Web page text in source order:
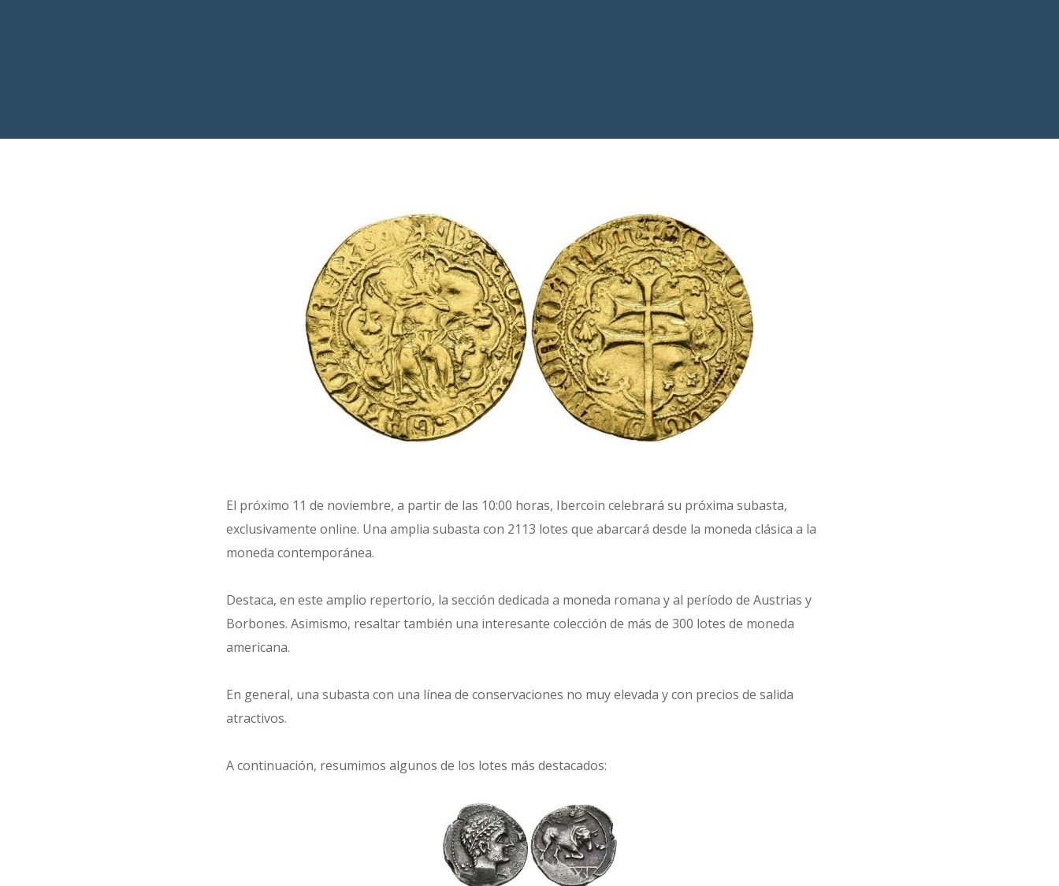
El próximo 11 de noviembre, a partir de las 10:00 horas, Ibercoin celebrará su próxima subasta,
exclusivamente online. Una amplia subasta con 2113 lotes que abarcará desde la moneda clásica a la
moneda contemporánea.
Destaca, en este amplio repertorio, la sección dedicada a moneda romana y al período de Austrias y
Borbones. Asimismo, resaltar también una interesante colección de más de 300 lotes de moneda
americana.
En general, una subasta con una línea de conservaciones no muy elevada y con precios de salida
atractivos.
A continuación, resumimos algunos de los lotes más destacados: